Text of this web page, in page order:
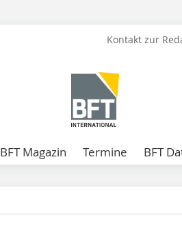
Kontakt zur
BFT Magazin Termine BFT